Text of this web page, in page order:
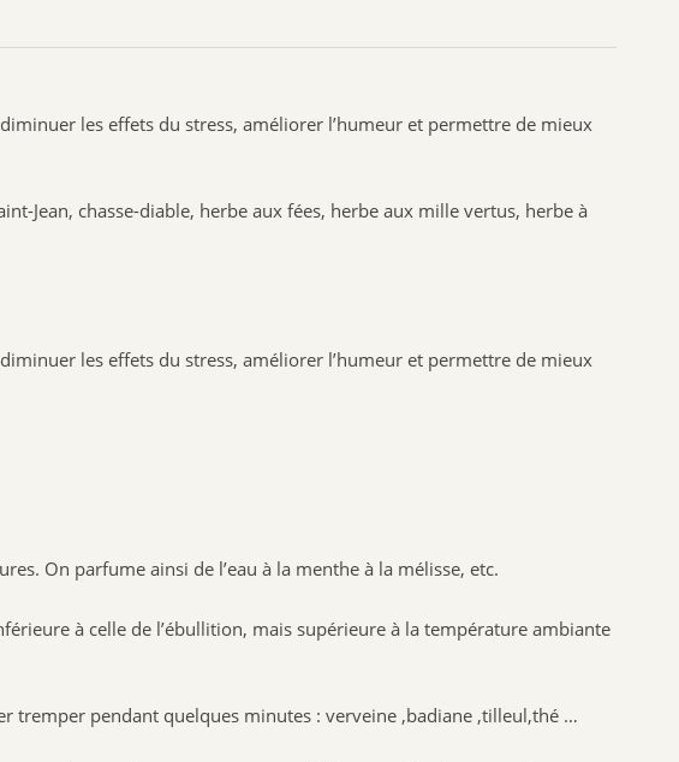
CCD
NAT & FORM
VYNDEO
les effets du stress, améliorer l’humeur et permettre de mieux
Jean, chasse-diable, herbe aux fées, herbe aux mille vertus, herbe à
les effets du stress, améliorer l’humeur et permettre de mieux
On parfume ainsi de l’eau à la menthe à la mélisse, etc.
à celle de l’ébullition, mais supérieure à la température ambiante
tremper pendant quelques minutes : verveine ,badiane ,tilleul,thé …